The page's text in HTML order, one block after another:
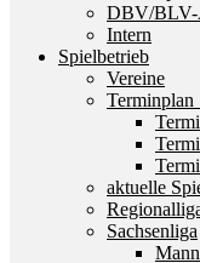
DBV/BLV-
Intern
Spielbetrieb
Vereine
Terminplan
aktuelle
Sachsenliga